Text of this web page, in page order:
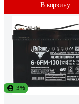
В корзину
-3%